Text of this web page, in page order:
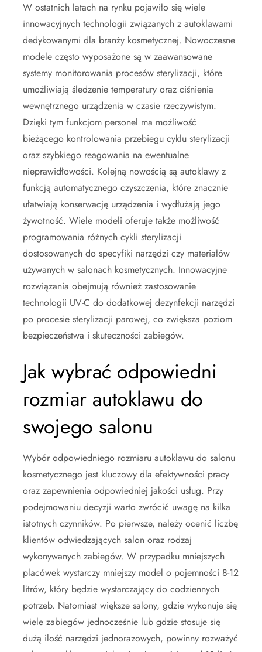
W ostatnich latach na rynku pojawiło się wiele
innowacyjnych technologii związanych z autoklawami
dedykowanymi dla branży kosmetycznej. Nowoczesne
modele często wyposażone są w zaawansowane
systemy monitorowania procesów sterylizacji, które
umożliwiają śledzenie temperatury oraz ciśnienia
wewnętrznego urządzenia w czasie rzeczywistym.
Dzięki tym funkcjom personel ma możliwość
bieżącego kontrolowania przebiegu cyklu sterylizacji
oraz szybkiego reagowania na ewentualne
nieprawidłowości. Kolejną nowością są autoklawy z
funkcją automatycznego czyszczenia, które znacznie
ułatwiają konserwację urządzenia i wydłużają jego
żywotność. Wiele modeli oferuje także możliwość
programowania różnych cykli sterylizacji
dostosowanych do specyfiki narzędzi czy materiałów
używanych w salonach kosmetycznych. Innowacyjne
rozwiązania obejmują również zastosowanie
technologii UV-C do dodatkowej dezynfekcji narzędzi
po procesie sterylizacji parowej, co zwiększa poziom
bezpieczeństwa i skuteczności zabiegów.
Jak wybrać odpowiedni
rozmiar autoklawu do
swojego salonu
Wybór odpowiedniego rozmiaru autoklawu do salonu
kosmetycznego jest kluczowy dla efektywności pracy
oraz zapewnienia odpowiedniej jakości usług. Przy
podejmowaniu decyzji warto zwrócić uwagę na kilka
istotnych czynników. Po pierwsze, należy ocenić liczbę
klientów odwiedzających salon oraz rodzaj
wykonywanych zabiegów. W przypadku mniejszych
placówek wystarczy mniejszy model o pojemności 8-12
litrów, który będzie wystarczający do codziennych
potrzeb. Natomiast większe salony, gdzie wykonuje się
wiele zabiegów jednocześnie lub gdzie stosuje się
dużą ilość narzędzi jednorazowych, powinny rozważyć